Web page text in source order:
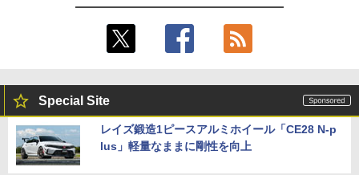
Special Site
レイズ鍛造1ピースアルミホイール「CE28 N-p
lus」軽量なままに剛性を向上